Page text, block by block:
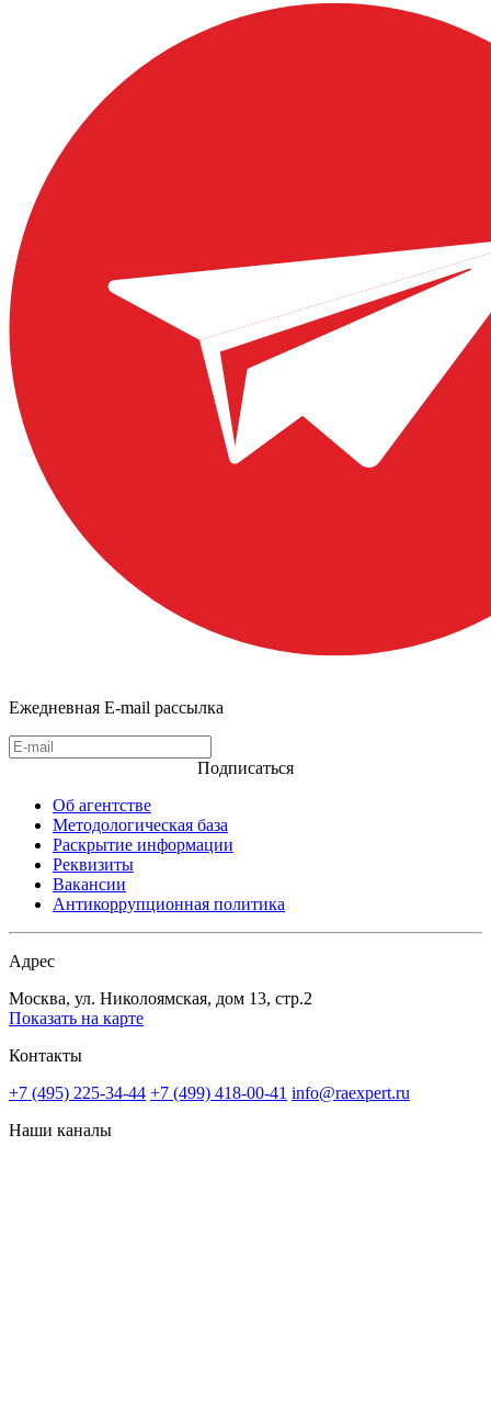
Ежедневная E-mail рассылка
Подписаться
Об агентстве
Методологическая база
Раскрытие информации
Реквизиты
Вакансии
Антикоррупционная политика
Адрес
Москва, ул. Николоямская, дом 13, стр.2
Показать на карте
Контакты
+7 (495) 225-34-44 +7 (499) 418-00-41 info@raexpert.ru
Наши каналы